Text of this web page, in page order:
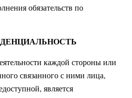
обязательств по
каждой стороны или
связанного с ними лица,
является